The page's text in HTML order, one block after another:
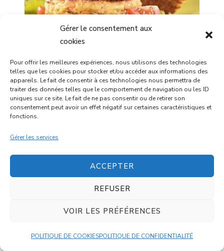
Gérer le consentement aux
cookies
Pour offrir les meilleures expériences, nous utilisons des technologies
telles que les cookies pour stocker et/ou accéder aux informations des
appareils. Le fait de consentir à ces technologies nous permettra de
traiter des données telles que le comportement de navigation ou les ID
uniques sur ce site. Le fait de ne pas consentir ou de retirer son
consentement peut avoir un effet négatif sur certaines caractéristiques et
fonctions.
Gérer les services
ACCEPTER
REFUSER
VOIR LES PRÉFÉRENCES
POLITIQUE DE COOKIESPOLITIQUE DE CONFIDENTIALITÉ
20 mins Intermédiaire
DESSERT
MUFFINS CHOCO-BANANE AU
35 mins Intermédiaire